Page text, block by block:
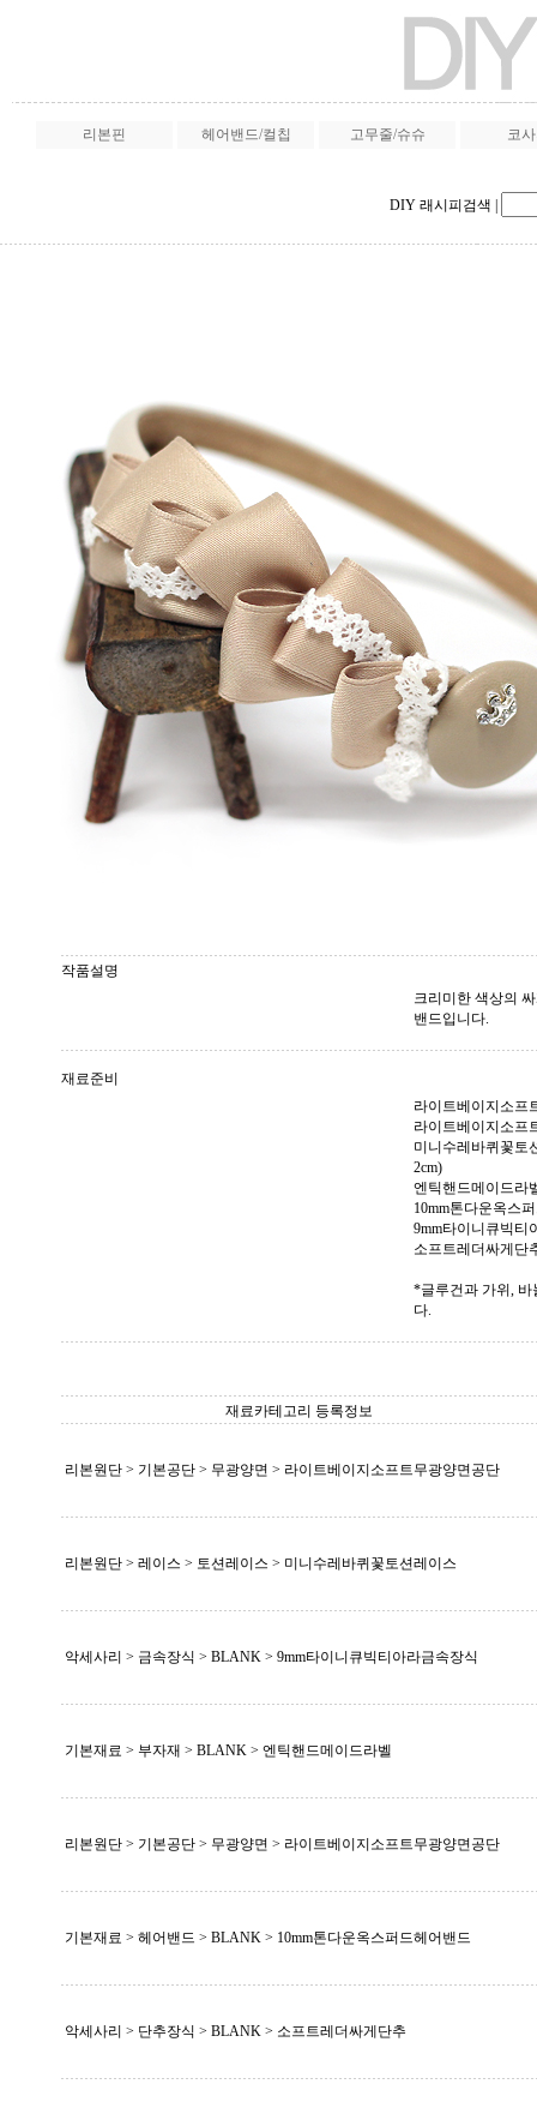
리본핀 헤어밴드/컬칩 고무줄/슈슈 코
DIY 래시피검색
작품설명
크리미한 색상의
밴드입니다.
재료준비
라이트베이지소프
라이트베이지소프
미니수레바퀴꽃토
2cm)
엔틱핸드메이드라
10mm톤다운옥스
9mm타이니큐빅티
소프트레더싸게단
*글루건과 가위, 바
다.
재료카테고리 등록정보
리본원단 > 기본공단 > 무광양면 > 라이트베이지소프트무광양면공단
리본원단 > 레이스 > 토션레이스 > 미니수레바퀴꽃토션레이스
악세사리 > 금속장식 > BLANK > 9mm타이니큐빅티아라금속장식
기본재료 > 부자재 > BLANK > 엔틱핸드메이드라벨
리본원단 > 기본공단 > 무광양면 > 라이트베이지소프트무광양면공단
기본재료 > 헤어밴드 > BLANK > 10mm톤다운옥스퍼드헤어밴드
악세사리 > 단추장식 > BLANK > 소프트레더싸게단추